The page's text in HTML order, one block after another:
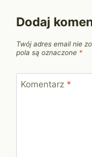
Dodaj
Twój adres email nie
pola są oznaczone *
Komentarz *